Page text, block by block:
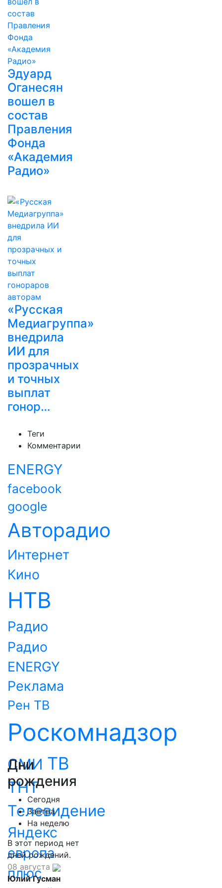
Эдуард
Оганесян
вошел в
состав
Правления
Фонда
«Академия
Радио»
«Русская
Медиагруппа»
внедрила
ИИ для
прозрачных
и точных
выплат
гонор…
Теги
Комментарии
ENERGY
facebook
google
Авторадио
Интернет
Кино
НТВ
Радио
Радио
ENERGY
Реклама
Рен ТВ
Роскомнадзор
СМИ ТВ
ТНТ
Телевидение
Яндекс
европа
плюс
Дни
рождения
Сегодня
Завтра
На неделю
В этот период нет
дней рождений.
08 августа
Юлий Гусман